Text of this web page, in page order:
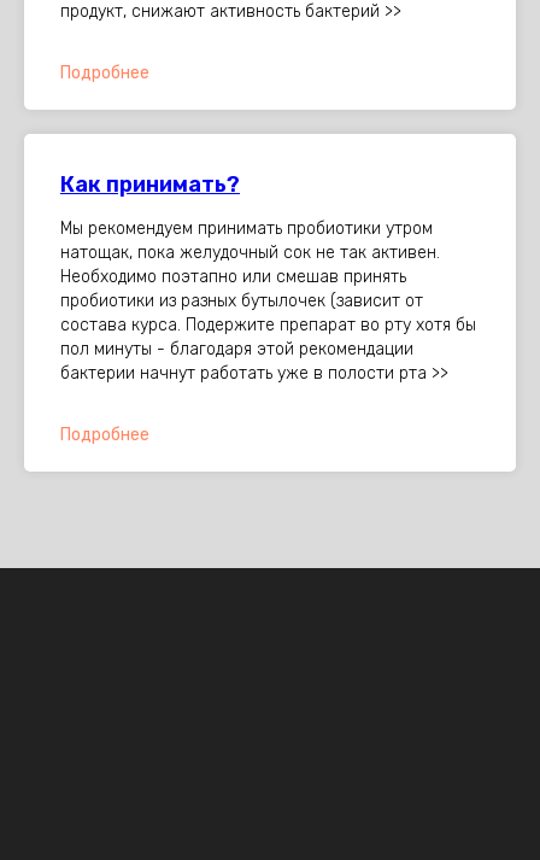
продукт, снижают активность бактерий >>
Подробнее
Как принимать?
Мы рекомендуем принимать пробиотики утром
натощак, пока желудочный сок не так активен.
Необходимо поэтапно или смешав принять
пробиотики из разных бутылочек (зависит от
состава курса. Подержите препарат во рту хотя бы
пол минуты - благодаря этой рекомендации
бактерии начнут работать уже в полости рта >>
Подробнее